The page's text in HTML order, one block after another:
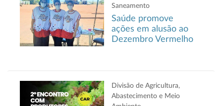
Saneamento
Saúde promove
ações em alusão ao
Dezembro Vermelho
Divisão de Agricultura,
Abastecimento e Meio